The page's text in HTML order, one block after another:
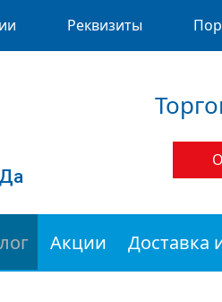
Реквизиты
Акции Доставка